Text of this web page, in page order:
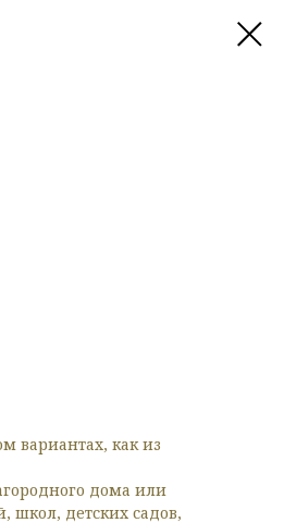
вариантах, как из
дома или
школ, детских садов,